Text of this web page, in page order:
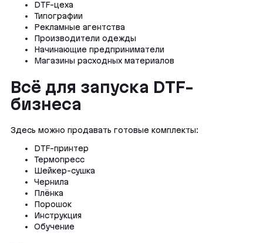
DTF-цеха
Типографии
Рекламные агентства
Производители одежды
Начинающие предприниматели
Магазины расходных материалов
Всё для запуска DTF-
бизнеса
Здесь можно продавать готовые комплекты:
DTF-принтер
Термопресс
Шейкер-сушка
Чернила
Плёнка
Порошок
Инструкция
Обучение